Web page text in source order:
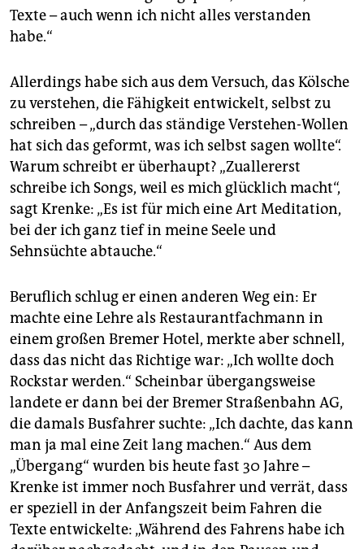
Texte – auch wenn ich nicht alles verstanden
habe.“
Allerdings habe sich aus dem Versuch, das Kölsche
zu verstehen, die Fähigkeit entwickelt, selbst zu
schreiben – „durch das ständige Verstehen-Wollen
hat sich das geformt, was ich selbst sagen wollte“.
Warum schreibt er überhaupt? „Zuallererst
schreibe ich Songs, weil es mich glücklich macht“,
sagt Krenke: „Es ist für mich eine Art Meditation,
bei der ich ganz tief in meine Seele und
Sehnsüchte abtauche.“
Beruflich schlug er einen anderen Weg ein: Er
machte eine Lehre als Restaurantfachmann in
einem großen Bremer Hotel, merkte aber schnell,
dass das nicht das Richtige war: „Ich wollte doch
Rockstar werden.“ Scheinbar übergangsweise
landete er dann bei der Bremer Straßenbahn AG,
die damals Busfahrer suchte: „Ich dachte, das kann
man ja mal eine Zeit lang machen.“ Aus dem
„Übergang“ wurden bis heute fast 30 Jahre –
Krenke ist immer noch Busfahrer und verrät, dass
er speziell in der Anfangszeit beim Fahren die
Texte entwickelte: „Während des Fahrens habe ich